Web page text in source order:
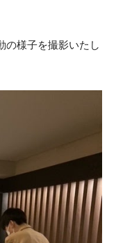
の様子を撮影いたし